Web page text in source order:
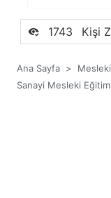
1743 Kişi
Ana Sayfa >
Sanayi Mesleki